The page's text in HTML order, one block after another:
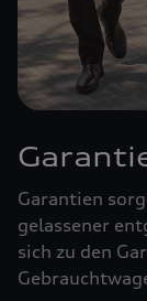
Garantien
gelassener
sich zu den